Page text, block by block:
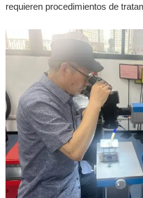
requieren procedimientos de